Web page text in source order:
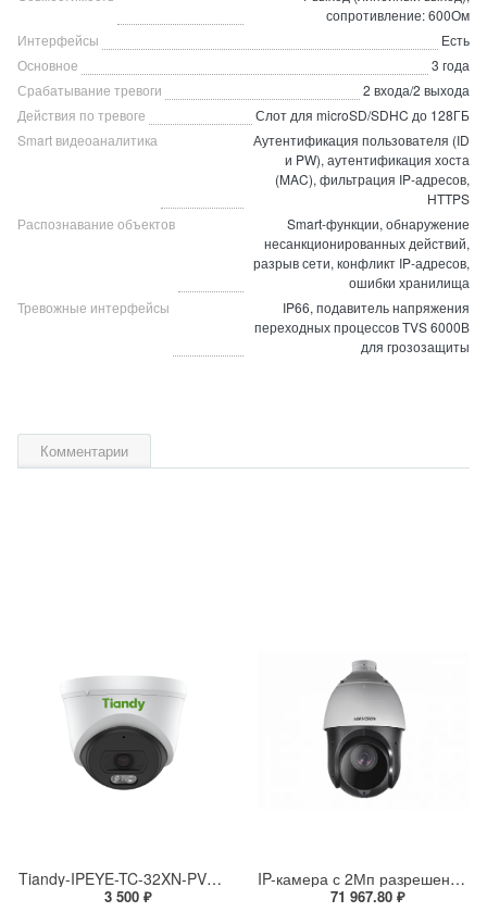
сопротивление: 600Ом
Интерфейсы
Есть
Основное
3 года
Срабатывание тревоги
2 входа/2 выхода
Действия по тревоге
Слот для microSD/SDHC до 128ГБ
Smart видеоаналитика
Аутентификация пользователя (ID
и PW), аутентификация хоста
(MAC), фильтрация IP-адресов,
HTTPS
Распознавание объектов
Smart-функции, обнаружение
несанкционированных действий,
разрыв сети, конфликт IP-адресов,
ошибки хранилища
Тревожные интерфейсы
IP66, подавитель напряжения
переходных процессов TVS 6000В
для грозозащиты
Комментарии
Tiandy-IPEYE-TC-32XN-PVZ 2Мп купольная «турель» IP камера с фиксированным объективом, серия SPARK со встроенным агентом IPEYE для ПВЗ
3 500 ₽
IP-камера с 2Мп разрешением DS-2DE4225IW-DE(S5)
71 967.80 ₽